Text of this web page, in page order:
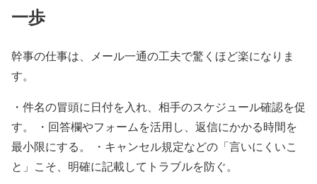
一歩
幹事の仕事は、メール一通の工夫で驚くほど楽になりま
す。
・件名の冒頭に日付を入れ、相手のスケジュール確認を促
す。 ・回答欄やフォームを活用し、返信にかかる時間を
最小限にする。 ・キャンセル規定などの「言いにくいこ
と」こそ、明確に記載してトラブルを防ぐ。